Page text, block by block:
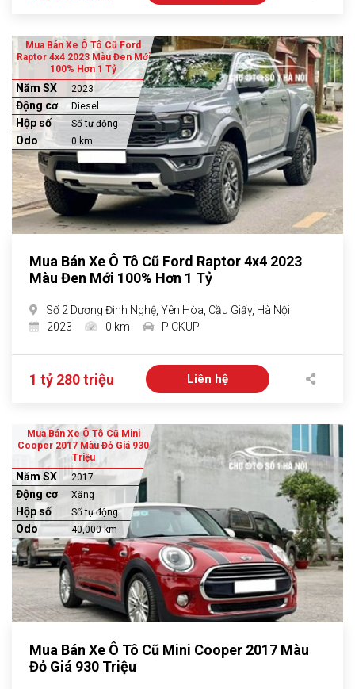
Mua Bán Xe Ô Tô Cũ Ford
Raptor 4x4 2023 Màu Đen Mới
100% Hơn 1 Tỷ
Năm SX 2023
Động cơ Diesel
Hộp số Số tự động
Odo 0 km
Mua Bán Xe Ô Tô Cũ Ford Raptor 4x4 2023
Màu Đen Mới 100% Hơn 1 Tỷ
Số 2 Dương Đình Nghệ, Yên Hòa, Cầu Giấy, Hà Nội
2023
0 km PICKUP
1 tỷ 280 triệu Liên hệ
Mua Bán Xe Ô Tô Cũ Mini
Cooper 2017 Màu Đỏ Giá 930
Triệu
Năm SX 2017
Động cơ Xăng
Hộp số Số tự động
Odo 40,000 km
Mua Bán Xe Ô Tô Cũ Mini Cooper 2017 Màu
Đỏ Giá 930 Triệu